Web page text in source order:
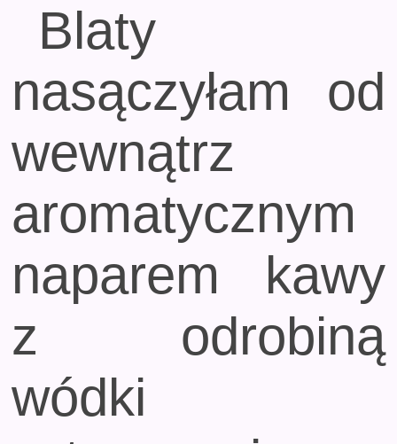
Blaty
nasączyłam od
wewnątrz
aromatycznym
naparem kawy
z odrobiną
wódki